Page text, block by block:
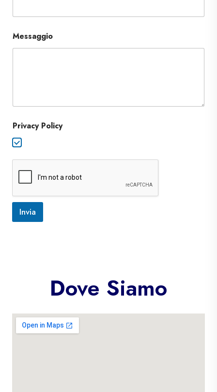
Messaggio
Privacy Policy
Invia
Dove Siamo